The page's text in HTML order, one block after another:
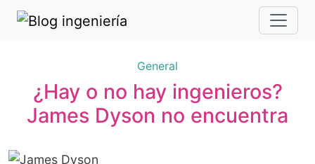
General
¿Hay o no hay ingenieros?
James Dyson no encuentra